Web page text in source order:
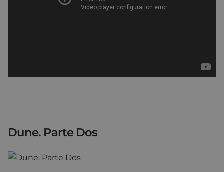
Dune. Parte Dos